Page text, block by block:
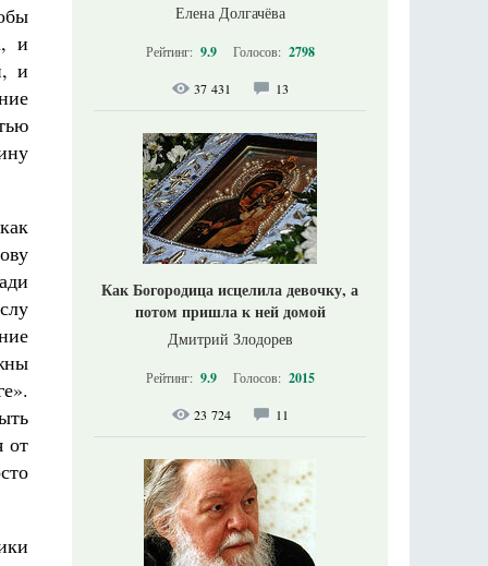
и
и
от
Елена Долгачёва
Рейтинг: 9.9 Голосов: 2798
37 431 13
Как Богородица исцелила девочку, а
потом пришла к ней домой
Дмитрий Злодорев
Рейтинг: 9.9 Голосов: 2015
23 724 11